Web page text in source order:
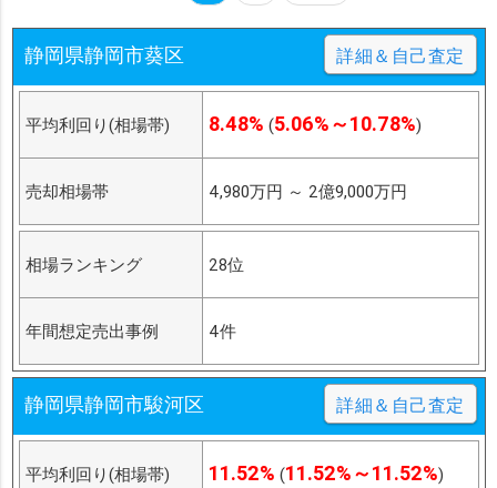
静岡県静岡市葵区 詳細＆自己査定
平均利回り(相場帯) 8.48% (5.06%～10.78%)
売却相場帯 4,980万円 ～ 2億9,000万円
相場ランキング 28位
年間想定売出事例 4件
静岡県静岡市駿河区 詳細＆自己査定
平均利回り(相場帯) 11.52% (11.52%～11.52%)